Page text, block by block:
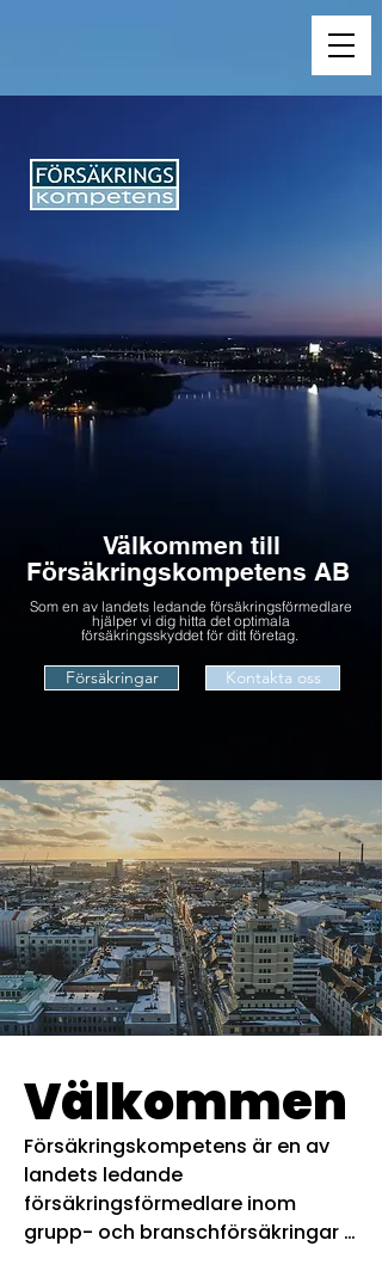
Välkommen till
Försäkringskompetens AB
Som en av landets ledande försäkringsförmedlare
hjälper vi dig hitta det optimala
försäkringsskyddet för ditt företag.
Försäkringar Kontakta oss
Välkommen
Försäkringskompetens är en av
landets ledande
försäkringsförmedlare inom
grupp- och branschförsäkringar